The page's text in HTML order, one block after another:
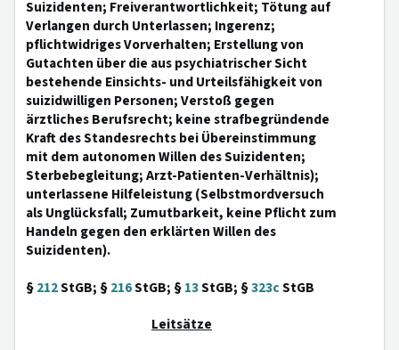
Suizidenten; Freiverantwortlichkeit; Tötung auf
Verlangen durch Unterlassen; Ingerenz;
pflichtwidriges Vorverhalten; Erstellung von
Gutachten über die aus psychiatrischer Sicht
bestehende Einsichts- und Urteilsfähigkeit von
suizidwilligen Personen; Verstoß gegen
ärztliches Berufsrecht; keine strafbegründende
Kraft des Standesrechts bei Übereinstimmung
mit dem autonomen Willen des Suizidenten;
Sterbebegleitung; Arzt-Patienten-Verhältnis);
unterlassene Hilfeleistung (Selbstmordversuch
als Unglücksfall; Zumutbarkeit, keine Pflicht zum
Handeln gegen den erklärten Willen des
Suizidenten).
§212StGB; §216StGB; §13StGB; §323cStGB
Leitsätze